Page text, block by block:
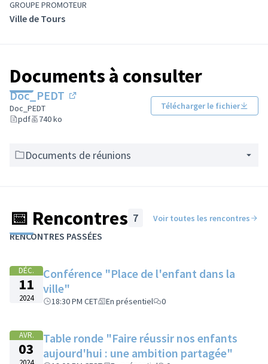
GROUPE PROMOTEUR
Ville de Tours
Documents à consulter
Doc_PEDT
Doc_PEDT
pdf
740 ko
Télécharger le fichier
Documents de réunions
📅 Rencontres 7 Voir toutes les rencontres
L'élément suivant est une carte qui présente les éléments de
Passer la carte
−
Leaflet
RENCONTRES PASSÉES
DÉC.
11
2024
Conférence "Place de l'enfant dans la
ville"
18:30 PM CET En présentiel 0
AVR.
03
Table ronde "Faire réussir nos enfants
aujourd'hui : une ambition partagée"